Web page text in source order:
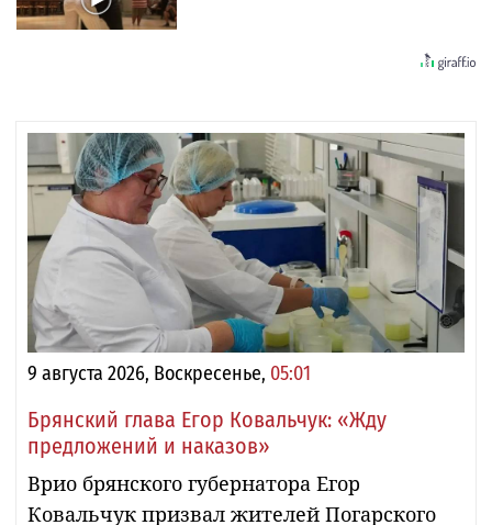
9 августа 2026, Воскресенье, 05:01
Брянский глава Егор Ковальчук: «Жду
предложений и наказов»
Врио брянского губернатора Егор
Ковальчук призвал жителей Погарского